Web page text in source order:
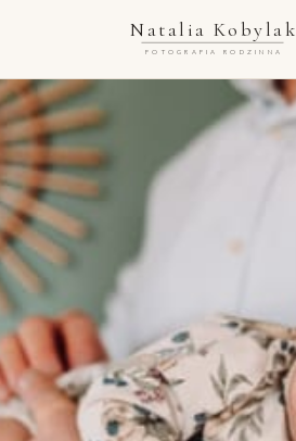
Natalia Kobylak
FOTOGRAFIA RODZINNA